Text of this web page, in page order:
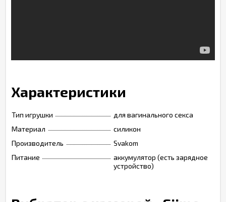
Характеристики
Тип игрушки
для вагинального секса
Материал
силикон
Производитель
Svakom
Питание
аккумулятор (есть зарядное
устройство)